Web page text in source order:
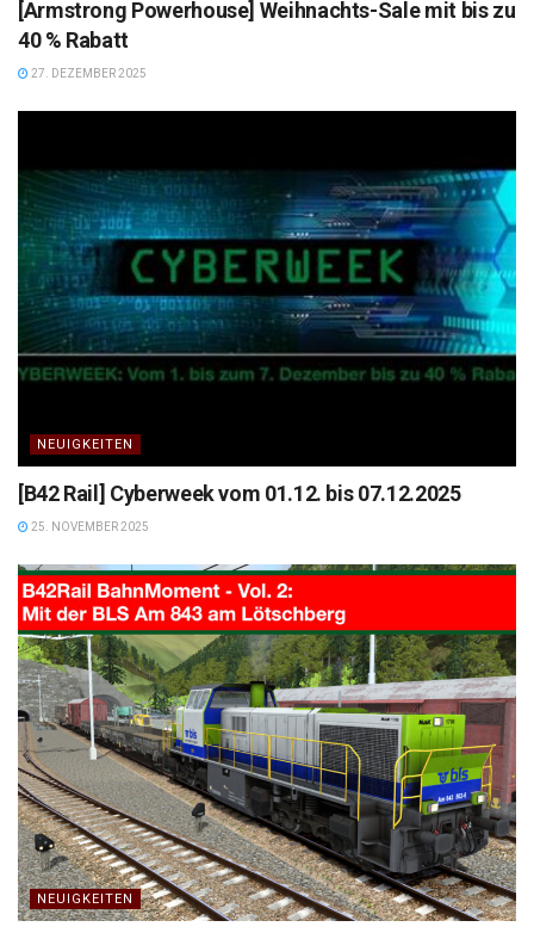
[Armstrong Powerhouse] Weihnachts-Sale mit bis zu
40 % Rabatt
27. DEZEMBER 2025
NEUIGKEITEN
[B42 Rail] Cyberweek vom 01.12. bis 07.12.2025
25. NOVEMBER 2025
NEUIGKEITEN